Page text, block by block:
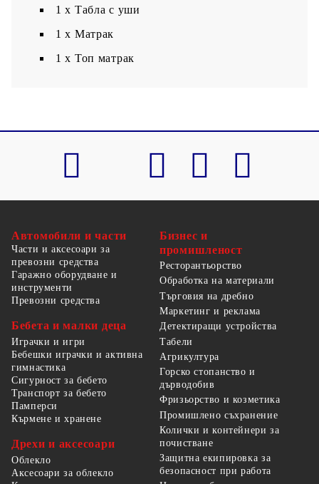
1 х Табла с уши
1 x Матрак
1 х Топ матрак
Автомобили и части
Части и аксесоари за
превозни средства
Гаражно оборудване и
инструменти
Превозни средства
Бебета и малки деца
Играчки и игри
Бебешки играчки и активна
гимнастика
Сигурност за бебето
Транспорт за бебето
Памперси
Кърмене и хранене
Дрехи и аксесоари
Облекло
Аксесоари за облекло
Бизнес и
промишленост
Ресторантьорство
Обработка на материали
Търговия на дребно
Маркетинг и реклама
Детектиращи устройства
Табели
Агрикултура
Горско стопанство и
дърводобив
Фризьорство и козметика
Промишлено съхранение
Колички и контейнери за
почистване
Защитна екипировка за
безопасност при работа